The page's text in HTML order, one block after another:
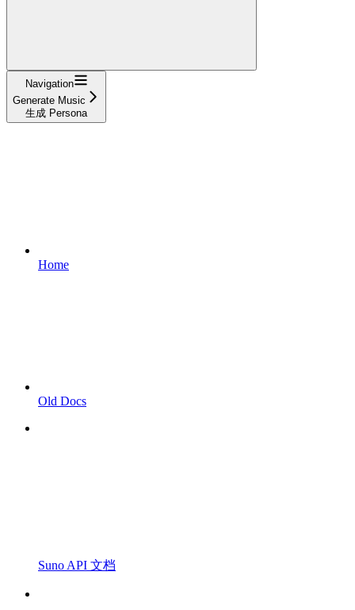
Navigation
Generate Music
生成 Persona
Home
Old Docs
Suno API 文档